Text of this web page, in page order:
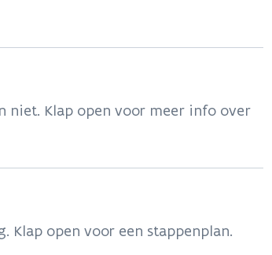
niet. Klap open voor meer info over
Klap open voor een stappenplan.